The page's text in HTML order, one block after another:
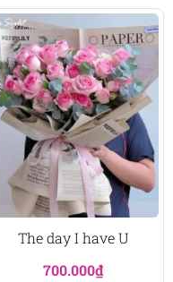
The day I have U
700.000₫